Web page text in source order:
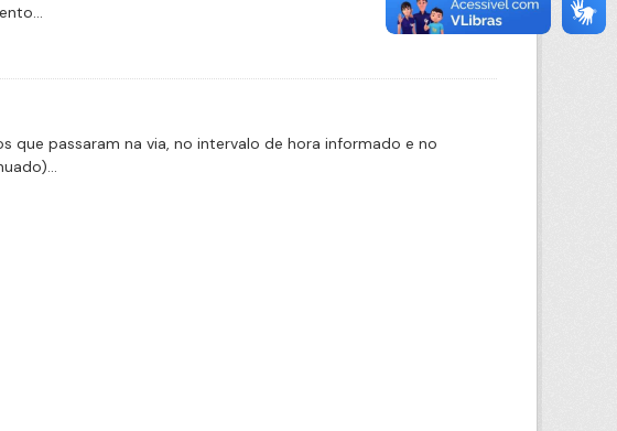
passaram na via, no intervalo de hora informado e no